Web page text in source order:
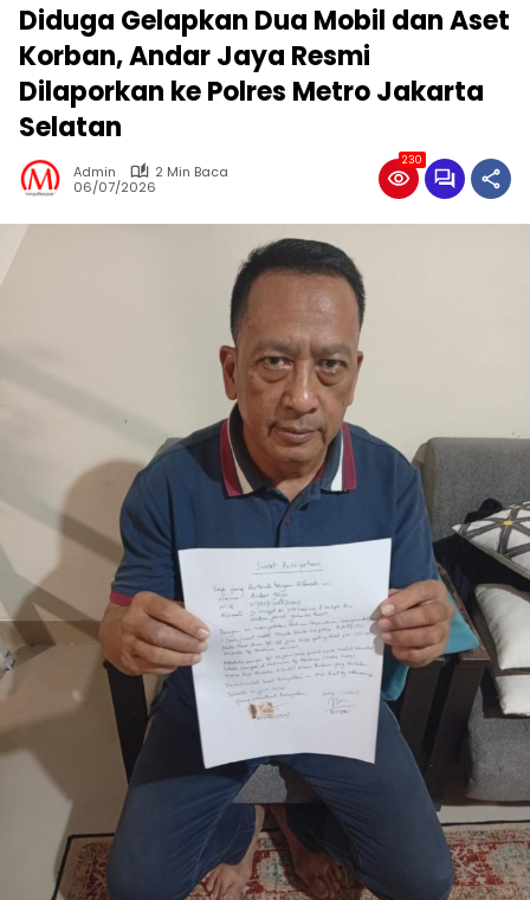
Diduga Gelapkan Dua Mobil dan Aset
Korban, Andar Jaya Resmi
Dilaporkan ke Polres Metro Jakarta
Selatan
Admin
2 Min Baca
06/07/2026
230